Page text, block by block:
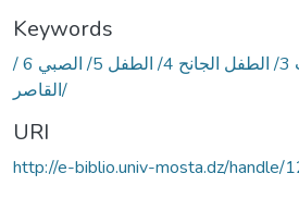
Keywords
/ الحدث 2/ قاضي الأحداث 3/ الطفل الجانح 4/ الطفل 5/ الصبي 6
/القاصر
URI
http://e-biblio.univ-mosta.dz/